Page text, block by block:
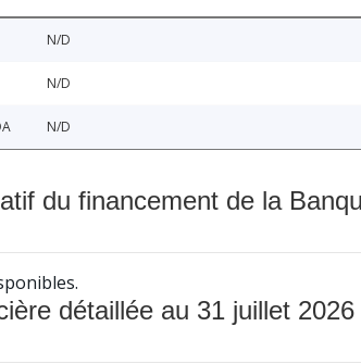
N/D
N/D
N/D
du financement de la
détaillée au 31 juillet 2026